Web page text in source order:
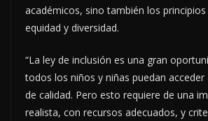
académicos, sino también los
equidad y diversidad.
“La ley de inclusión es una gran
todos los niños y niñas puedan acceder
de calidad. Pero esto requiere de una
realista, con recursos adecuados, y